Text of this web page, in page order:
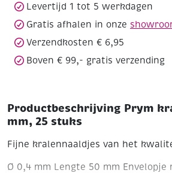
Levertijd 1 tot 5 werkdagen
Gratis afhalen in onze
Verzendkosten € 6,95
Boven € 99,- gratis verzending
Productbeschrijving Prym
mm, 25 stuks
Fijne kralennaaldjes van het
Ø 0,4 mm Lengte 50 mm Envelopje